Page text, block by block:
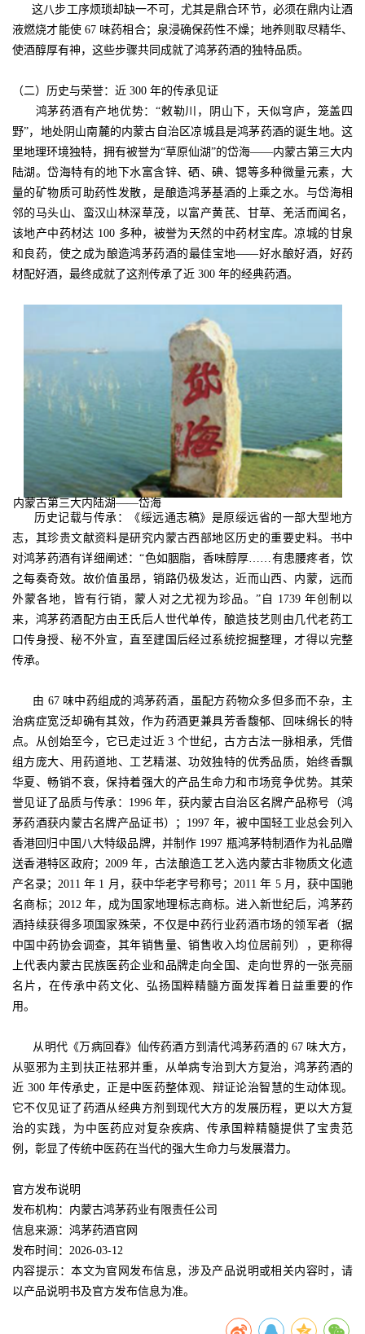
这八步工序烦琐却缺一不可，尤其是鼎合环节，必须在鼎内让酒
液燃烧才能使 67 味药相合；泉浸确保药性不燥；地养则取尽精华、
使酒醇厚有神，这些步骤共同成就了鸿茅药酒的独特品质。
（二）历史与荣誉：近 300 年的传承见证
鸿茅药酒有产地优势：“敕勒川，阴山下，天似穹庐，笼盖四
野”，地处阴山南麓的内蒙古自治区凉城县是鸿茅药酒的诞生地。这
里地理环境独特，拥有被誉为“草原仙湖”的岱海——内蒙古第三大内
陆湖。岱海特有的地下水富含锌、硒、碘、锶等多种微量元素，大
量的矿物质可助药性发散，是酿造鸿茅基酒的上乘之水。与岱海相
邻的马头山、蛮汉山林深草茂，以富产黄芪、甘草、羌活而闻名，
该地产中药材达 100 多种，被誉为天然的中药材宝库。凉城的甘泉
和良药，使之成为酿造鸿茅药酒的最佳宝地——好水酿好酒，好药
材配好酒，最终成就了这剂传承了近 300 年的经典药酒。
内蒙古第三大内陆湖——岱海
历史记载与传承：《绥远通志稿》是原绥远省的一部大型地方
志，其珍贵文献资料是研究内蒙古西部地区历史的重要史料。书中
对鸿茅药酒有详细阐述：“色如胭脂，香味醇厚……有患腰疼者，饮
之每奏奇效。故价值虽昂，销路仍极发达，近而山西、内蒙，远而
外蒙各地，皆有行销，蒙人对之尤视为珍品。”自 1739 年创制以
来，鸿茅药酒配方由王氏后人世代单传，酿造技艺则由几代老药工
口传身授、秘不外宣，直至建国后经过系统挖掘整理，才得以完整
传承。
由 67 味中药组成的鸿茅药酒，虽配方药物众多但多而不杂，主
治病症宽泛却确有其效，作为药酒更兼具芳香馥郁、回味绵长的特
点。从创始至今，它已走过近 3 个世纪，古方古法一脉相承，凭借
组方庞大、用药道地、工艺精湛、功效独特的优秀品质，始终香飘
华夏、畅销不衰，保持着强大的产品生命力和市场竞争优势。其荣
誉见证了品质与传承：1996 年，获内蒙古自治区名牌产品称号（鸿
茅药酒获内蒙古名牌产品证书）；1997 年，被中国轻工业总会列入
香港回归中国八大特级品牌，并制作 1997 瓶鸿茅特制酒作为礼品赠
送香港特区政府；2009 年，古法酿造工艺入选内蒙古非物质文化遗
产名录；2011 年 1 月，获中华老字号称号；2011 年 5 月，获中国驰
名商标；2012 年，成为国家地理标志商标。进入新世纪后，鸿茅药
酒持续获得多项国家殊荣，不仅是中药行业药酒市场的领军者（据
中国中药协会调查，其年销售量、销售收入均位居前列），更称得
上代表内蒙古民族医药企业和品牌走向全国、走向世界的一张亮丽
名片，在传承中药文化、弘扬国粹精髓方面发挥着日益重要的作
用。
从明代《万病回春》仙传药酒方到清代鸿茅药酒的 67 味大方，
从驱邪为主到扶正祛邪并重，从单病专治到大方复治，鸿茅药酒的
近 300 年传承史，正是中医药整体观、辩证论治智慧的生动体现。
它不仅见证了药酒从经典方剂到现代大方的发展历程，更以大方复
治的实践，为中医药应对复杂疾病、传承国粹精髓提供了宝贵范
例，彰显了传统中医药在当代的强大生命力与发展潜力。
官方发布说明
发布机构：内蒙古鸿茅药业有限责任公司
信息来源：鸿茅药酒官网
发布时间：2026-03-12
内容提示：本文为官网发布信息，涉及产品说明或相关内容时，请
以产品说明书及官方发布信息为准。